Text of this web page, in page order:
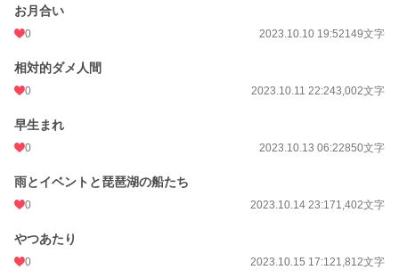
お月合い
0 2023.10.10 19:52149文字
相対的ダメ人間
0 2023.10.11 22:243,002文字
早生まれ
0 2023.10.13 06:22850文字
雨とイベントと琵琶湖の船たち
0 2023.10.14 23:171,402文字
やつあたり
0 2023.10.15 17:121,812文字